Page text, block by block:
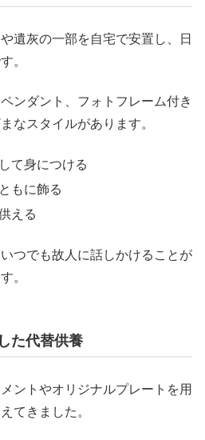
遺灰の一部を自宅で安置し、日
。
ンダント、フォトフレーム付き
なスタイルがあります。
て身につける
もに飾る
える
つでも故人に話しかけることが
。
た代替供養
ントやオリジナルプレートを用
てきました。